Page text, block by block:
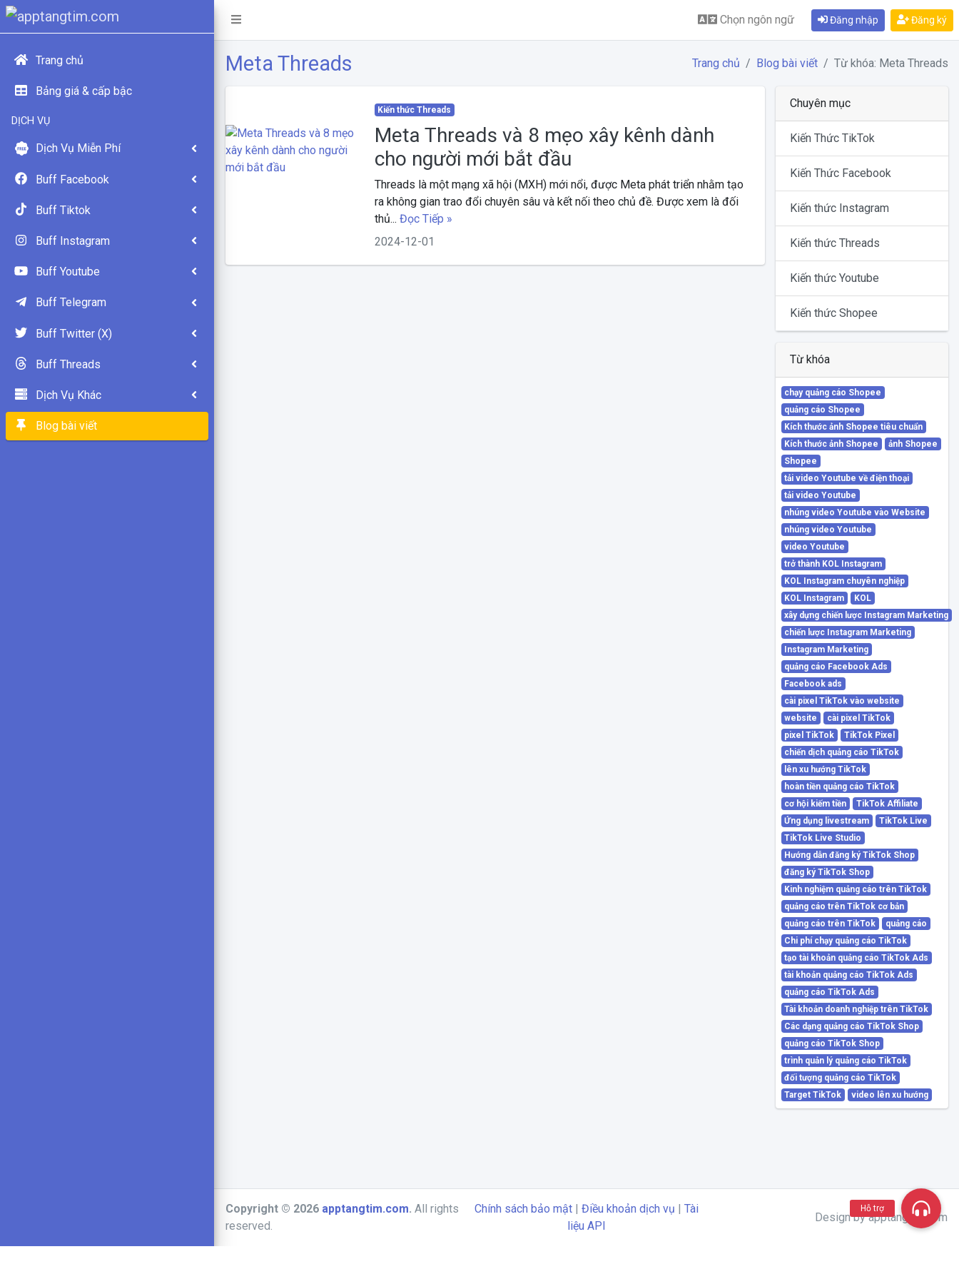
Chọn ngôn ngữ Đăng nhập Đăng ký
Trang chủ
Bảng giá & cấp bậc
DỊCH VỤ
Dịch Vụ Miễn Phí
Buff Facebook
Buff Tiktok
Buff Instagram
Buff Youtube
Buff Telegram
Buff Twitter (X)
Buff Threads
Dịch Vụ Khác
Blog bài viết
Meta Threads Trang chủ Blog bài viết Từ khóa: Meta Threads
Kiến thức Threads
Meta Threads và 8 mẹo xây kênh dành
cho người mới bắt đầu
Threads là một mạng xã hội (MXH) mới nổi, được Meta phát triển nhằm tạo
ra không gian trao đổi chuyên sâu và kết nối theo chủ đề. Được xem là đối
thủ... Đọc Tiếp »
2024-12-01
Chuyên mục
Kiến Thức TikTok
Kiến Thức Facebook
Kiến thức Instagram
Kiến thức Threads
Kiến thức Youtube
Kiến thức Shopee
Từ khóa
chạy quảng cáo Shopee
quảng cáo Shopee
Kích thước ảnh Shopee tiêu chuẩn
Kích thước ảnh Shopee
ảnh Shopee
Shopee
tải video Youtube về điện thoại
tải video Youtube
nhúng video Youtube vào Website
nhúng video Youtube
video Youtube
trở thành KOL Instagram
KOL Instagram chuyên nghiệp
KOL Instagram
KOL
xây dựng chiến lược Instagram Marketing
chiến lược Instagram Marketing
Instagram Marketing
quảng cáo Facebook Ads
Facebook ads
cài pixel TikTok vào website
website
cài pixel TikTok
pixel TikTok
TikTok Pixel
chiến dịch quảng cáo TikTok
lên xu hướng TikTok
hoàn tiền quảng cáo TikTok
cơ hội kiếm tiền
TikTok Affiliate
Ứng dụng livestream
TikTok Live
TikTok Live Studio
Hướng dẫn đăng ký TikTok Shop
đăng ký TikTok Shop
Kinh nghiệm quảng cáo trên TikTok
quảng cáo trên TikTok cơ bản
quảng cáo trên TikTok
quảng cáo
Chi phí chạy quảng cáo TikTok
tạo tài khoản quảng cáo TikTok Ads
tài khoản quảng cáo TikTok Ads
quảng cáo TikTok Ads
Tài khoản doanh nghiệp trên TikTok
Các dạng quảng cáo TikTok Shop
quảng cáo TikTok Shop
trình quản lý quảng cáo TikTok
đối tượng quảng cáo TikTok
Target TikTok
video lên xu hướng
Copyright © 2026 apptangtim.com. All rights
reserved.
Chính sách bảo mật| Điều khoản dịch vụ | Tài
liệu API
Design by apptangtim.com
Hỗ trợ